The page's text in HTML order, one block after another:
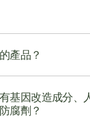
產品？
基因改造成分、
腐劑？